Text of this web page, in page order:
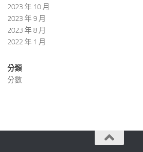
2023 年 10 月
2023 年 9 月
2023 年 8 月
2022 年 1 月
分類
分數